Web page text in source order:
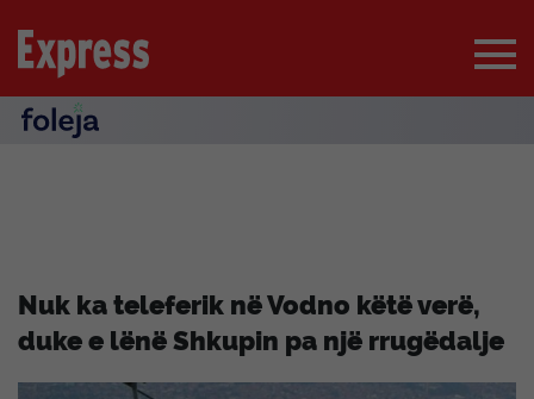
Nuk ka teleferik në Vodno këtë verë,
duke e lënë Shkupin pa një rrugëdalje